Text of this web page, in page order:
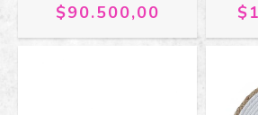
$90.500,00